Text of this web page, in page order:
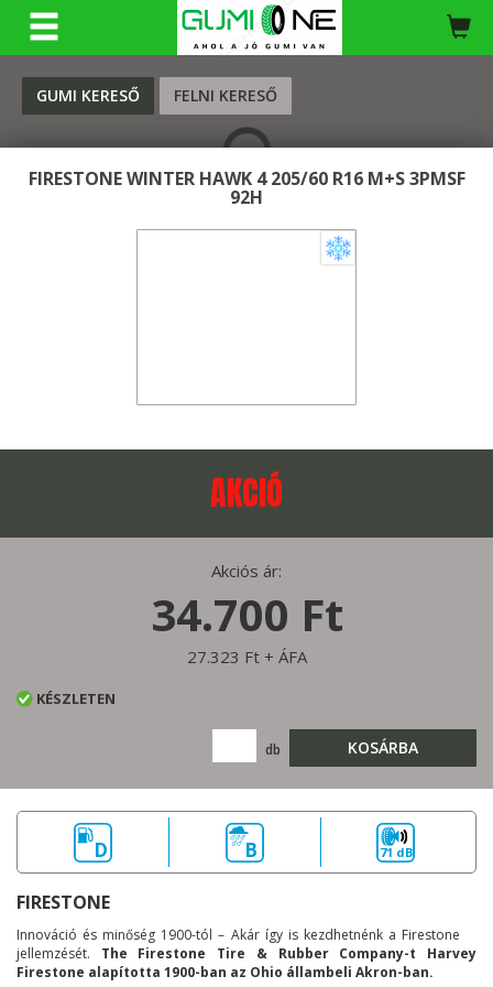
GUMI KERESŐ FELNI KERESŐ
KERESÉS
FIRESTONE WINTER HAWK 4 205/60 R16 M+S 3PMSF
92H
AKCIÓ
Akciós ár:
34.700 Ft
27.323 Ft + ÁFA
KÉSZLETEN
db KOSÁRBA
D B 71 dB
FIRESTONE
Innováció és minőség 1900-tól – Akár így is kezdhetnénk a Firestone
jellemzését. The Firestone Tire & Rubber Company-t Harvey
Firestone alapította 1900-ban az Ohio állambeli Akron-ban.